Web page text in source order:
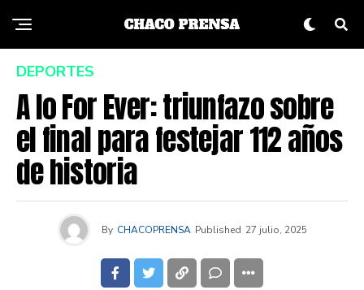
DEPORTES
A lo For Ever: triunfazo sobre
el final para festejar 112 años
de historia
By CHACOPRENSA Published 27 julio, 2025